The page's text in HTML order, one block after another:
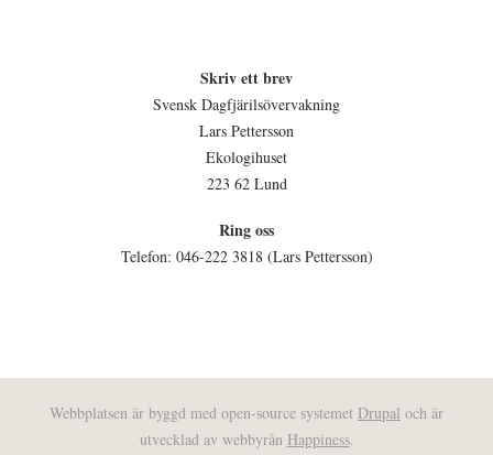
Skriv ett brev
Svensk Dagfjärilsövervakning
Lars Pettersson
Ekologihuset
223 62 Lund
Ring oss
Telefon: 046-222 3818 (Lars Pettersson)
Webbplatsen är byggd med open-source systemet Drupal och är
utvecklad av webbyrån Happiness.